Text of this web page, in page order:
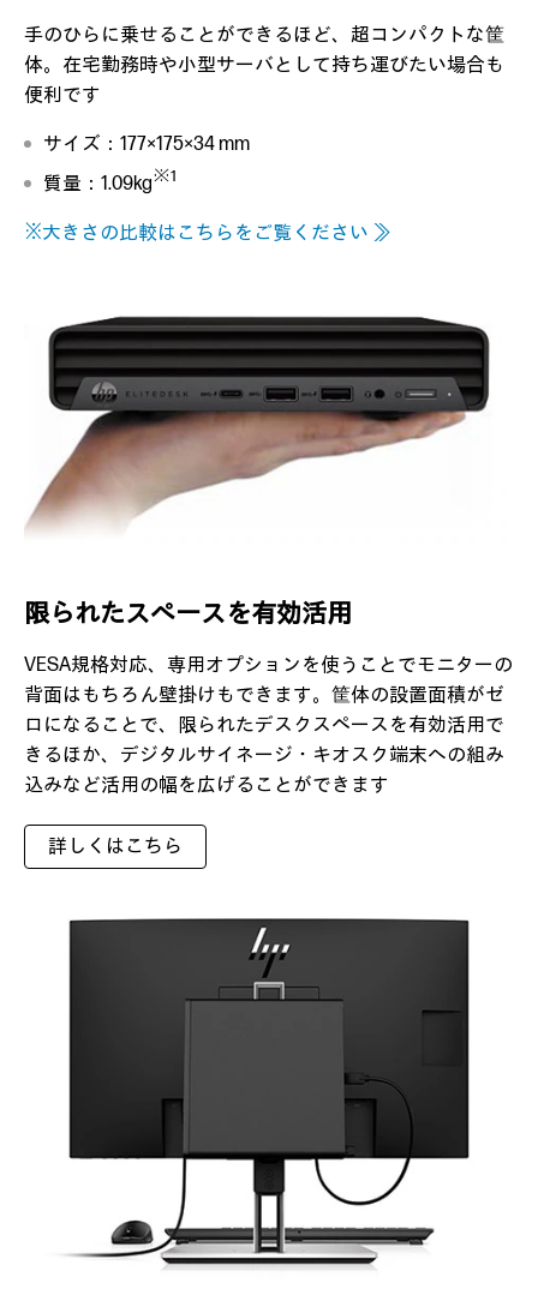
手のひらに乗せることができるほど、超コンパクトな筐
体。在宅勤務時や小型サーバとして持ち運びたい場合も
便利です
サイズ：177×175×34 mm
質量：1.09kg※1
※大きさの比較はこちらをご覧ください ≫
限られたスペースを有効活用
VESA規格対応、専用オプションを使うことでモニターの
背面はもちろん壁掛けもできます。筐体の設置面積がゼ
ロになることで、限られたデスクスペースを有効活用で
きるほか、デジタルサイネージ・キオスク端末への組み
込みなど活用の幅を広げることができます
詳しくはこちら